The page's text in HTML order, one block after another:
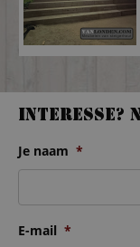
Interesse?
Je naam *
E-mail *